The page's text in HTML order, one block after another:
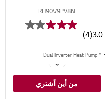
RH90V9PV8N
3.0
(4)
Dual Inverter Heat Pump™‎
من أين أشتري